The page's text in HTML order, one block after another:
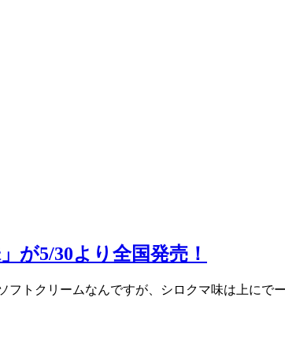
が5/30より全国発売！
トクリームなんですが、シロクマ味は上にで